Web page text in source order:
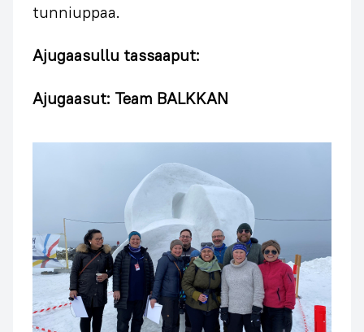
tunniuppaa.
Ajugaasullu tassaaput:
Ajugaasut: Team BALKKAN